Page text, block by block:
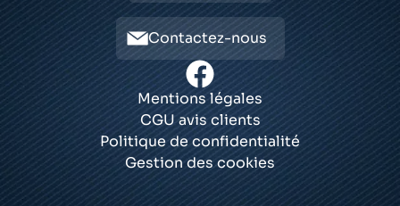
Contactez-nous
Mentions légales
CGU avis clients
Politique de confidentialité
Gestion des cookies